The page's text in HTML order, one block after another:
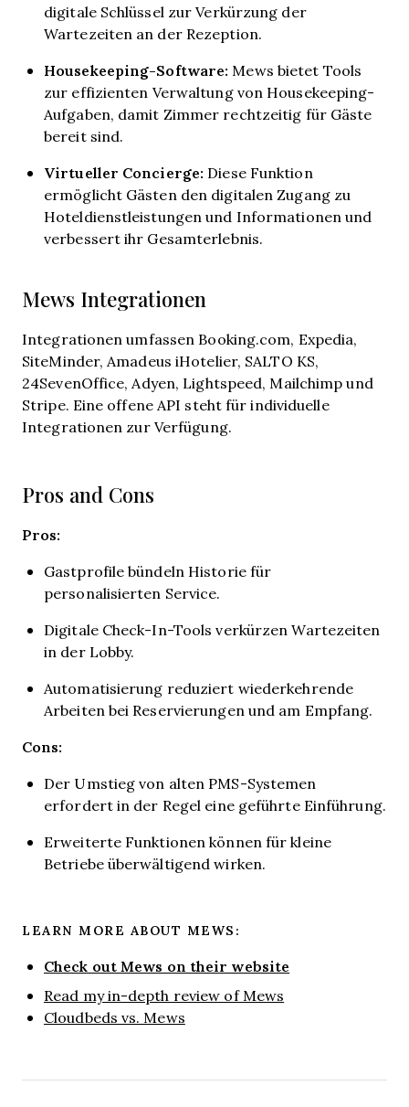
digitale Schlüssel zur Verkürzung der
Wartezeiten an der Rezeption.
Housekeeping-Software: Mews bietet Tools
zur effizienten Verwaltung von Housekeeping-
Aufgaben, damit Zimmer rechtzeitig für Gäste
bereit sind.
Virtueller Concierge: Diese Funktion
ermöglicht Gästen den digitalen Zugang zu
Hoteldienstleistungen und Informationen und
verbessert ihr Gesamterlebnis.
Mews Integrationen
Integrationen umfassen Booking.com, Expedia,
SiteMinder, Amadeus iHotelier, SALTO KS,
24SevenOffice, Adyen, Lightspeed, Mailchimp und
Stripe. Eine offene API steht für individuelle
Integrationen zur Verfügung.
Pros and Cons
Pros:
Gastprofile bündeln Historie für
personalisierten Service.
Digitale Check-In-Tools verkürzen Wartezeiten
in der Lobby.
Automatisierung reduziert wiederkehrende
Arbeiten bei Reservierungen und am Empfang.
Cons:
Der Umstieg von alten PMS-Systemen
erfordert in der Regel eine geführte Einführung.
Erweiterte Funktionen können für kleine
Betriebe überwältigend wirken.
LEARN MORE ABOUT MEWS:
Check out Mews on their website
Read my in-depth review of Mews
Cloudbeds vs. Mews